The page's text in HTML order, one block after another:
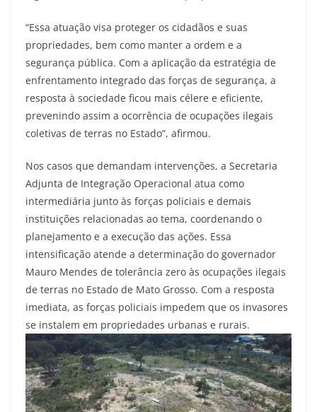
“Essa atuação visa proteger os cidadãos e suas
propriedades, bem como manter a ordem e a
segurança pública. Com a aplicação da estratégia de
enfrentamento integrado das forças de segurança, a
resposta à sociedade ficou mais célere e eficiente,
prevenindo assim a ocorrência de ocupações ilegais
coletivas de terras no Estado”, afirmou.
Nos casos que demandam intervenções, a Secretaria
Adjunta de Integração Operacional atua como
intermediária junto às forças policiais e demais
instituições relacionadas ao tema, coordenando o
planejamento e a execução das ações. Essa
intensificação atende a determinação do governador
Mauro Mendes de tolerância zero às ocupações ilegais
de terras no Estado de Mato Grosso. Com a resposta
imediata, as forças policiais impedem que os invasores
se instalem em propriedades urbanas e rurais.